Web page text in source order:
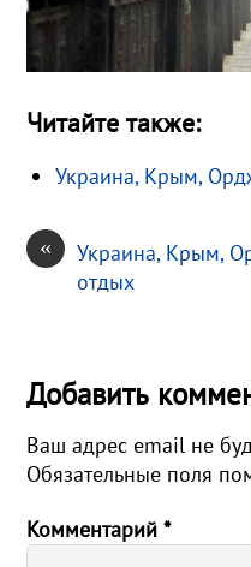
Читайте также:
Украина, Крым,
«
Украина, Крым,
отдых
Добавить
Ваш адрес email не
Обязательные поля
Комментарий*